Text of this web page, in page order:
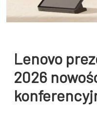
Lenovo
2026